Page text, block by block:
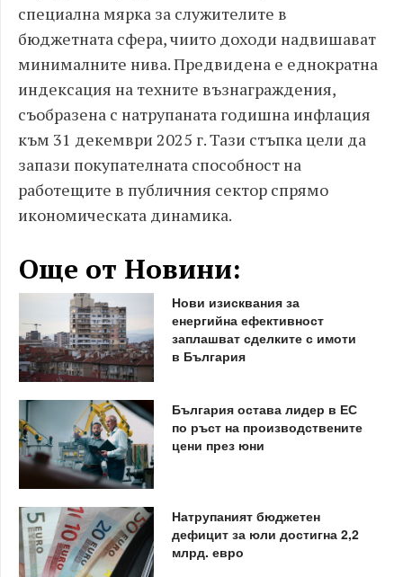
специална мярка за служителите в
бюджетната сфера, чиито доходи надвишават
минималните нива. Предвидена е еднократна
индексация на техните възнаграждения,
съобразена с натрупаната годишна инфлация
към 31 декември 2025 г. Тази стъпка цели да
запази покупателната способност на
работещите в публичния сектор спрямо
икономическата динамика.
Още от Новини:
Нови изисквания за
енергийна ефективност
заплашват сделките с имоти
в България
България остава лидер в ЕС
по ръст на производствените
цени през юни
Натрупаният бюджетен
дефицит за юли достигна 2,2
млрд. евро